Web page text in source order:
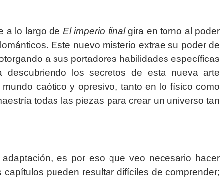
a lo largo de El imperio finalgira en torno al poder
Este nuevo misterio extrae su poder de
a sus portadores habilidades específicas
los secretos de esta nueva arte
caótico y opresivo, tanto en lo físico como
todas las piezas para crear un universo tan
es por eso que veo necesario hacer
capítulos pueden resultar difíciles de comprender;